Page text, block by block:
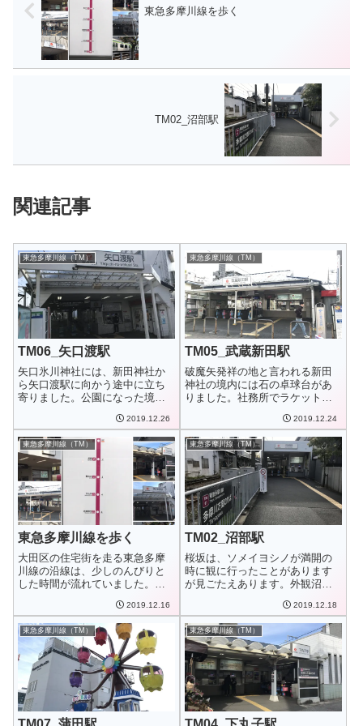
東急多摩川線を歩く
TM02_沼部駅
関連記事
東急多摩川線（TM）
TM06_矢口渡駅
矢口氷川神社には、新田神社か
ら矢口渡駅に向かう途中に立ち
寄りました。公園になった境内
2019.12.26
東急多摩川線（TM）
TM05_武蔵新田駅
破魔矢発祥の地と言われる新田
神社の境内には石の卓球台があ
りました。社務所でラケットと
2019.12.24
東急多摩川線（TM）
東急多摩川線を歩く
大田区の住宅街を走る東急多摩
川線の沿線は、少しのんびりと
した時間が流れていました。東
2019.12.16
東急多摩川線（TM）
TM02_沼部駅
桜坂は、ソメイヨシノが満開の
時に観に行ったことがあります
が見ごたえあります。外観沼部
2019.12.18
東急多摩川線（TM） 東急多摩川線（TM）